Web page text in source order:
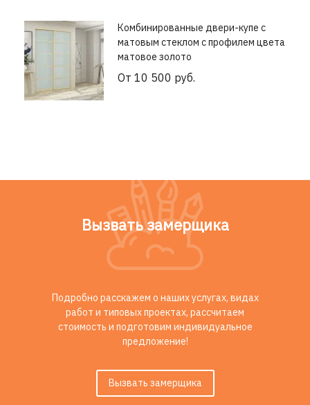
Комбинированные двери-купе с
матовым стеклом с профилем цвета
матовое золото
От 10 500 руб.
Вызвать замерщика
Подробно расскажем о наших услугах, видах
работ и типовых проектах, рассчитаем
стоимость и подготовим индивидуальное
предложение!
Вызвать замерщика